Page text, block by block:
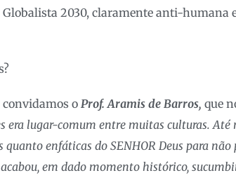
2030, claramente anti-humana
o Prof. Aramis de Barros, que
era lugar-comum entre muitas culturas. Até
enfáticas do SENHOR Deus para
em dado momento histórico,